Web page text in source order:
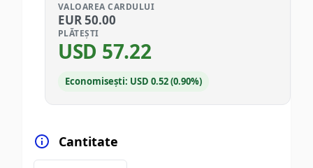
VALOAREA CARDULUI
EUR50.00
PLĂTEȘTI
USD 57.22
Economisești: USD 0.52 (0.90%)
Cantitate